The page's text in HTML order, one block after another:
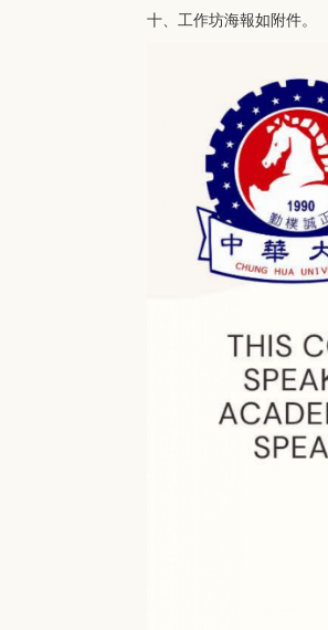
十、工作坊海報如附件。